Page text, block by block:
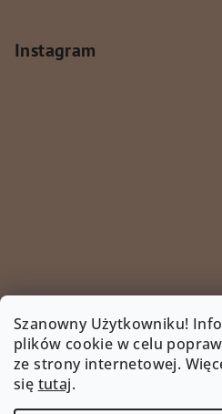
Szanowny Użytkowniku!
plików cookie w celu
ze strony internetowej.
się tutaj.
Instagram